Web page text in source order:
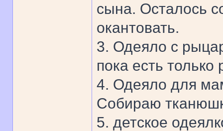
сына. Осталось
окантовать.
3. Одеяло с
пока есть только
4. Одеяло для
Собираю
5. детское